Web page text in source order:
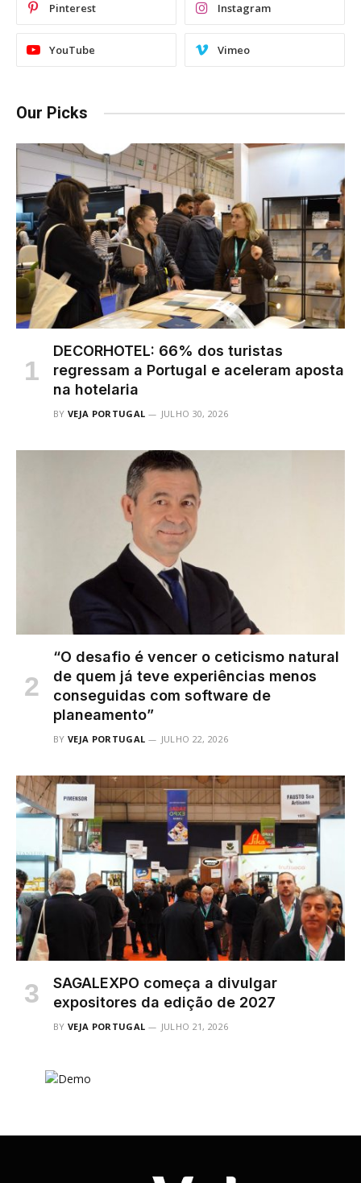
Pinterest Instagram
YouTube Vimeo
Our Picks
DECORHOTEL: 66% dos turistas
regressam a Portugal e aceleram aposta
na hotelaria
BY VEJA PORTUGAL JULHO 30, 2026
“O desafio é vencer o ceticismo natural
de quem já teve experiências menos
conseguidas com software de
planeamento”
BY VEJA PORTUGAL JULHO 22, 2026
SAGALEXPO começa a divulgar
expositores da edição de 2027
BY VEJA PORTUGAL JULHO 21, 2026